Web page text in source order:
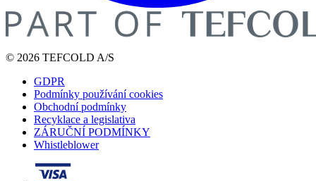
© 2026 TEFCOLD A/S
GDPR
Podmínky používání cookies
Obchodní podmínky
Recyklace a legislativa
ZÁRUČNÍ PODMÍNKY
Whistleblower